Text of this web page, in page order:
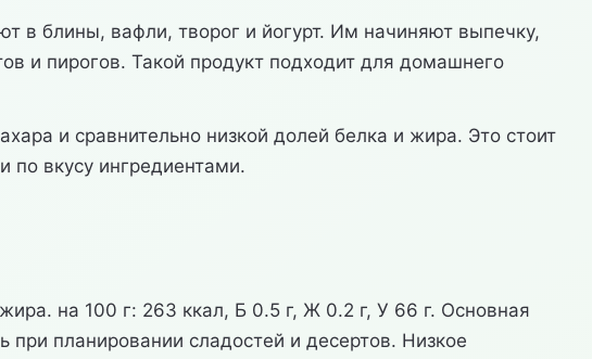
в блины, вафли, творог и йогурт. Им начиняют выпечку,
и пирогов. Такой продукт подходит для домашнего
и сравнительно низкой долей белка и жира. Это стоит
по вкусу ингредиентами.
на 100 г: 263 ккал, Б 0.5 г, Ж 0.2 г, У 66 г. Основная
при планировании сладостей и десертов. Низкое